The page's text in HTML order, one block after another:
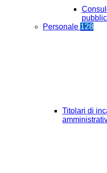
Personale 128
Titolari di